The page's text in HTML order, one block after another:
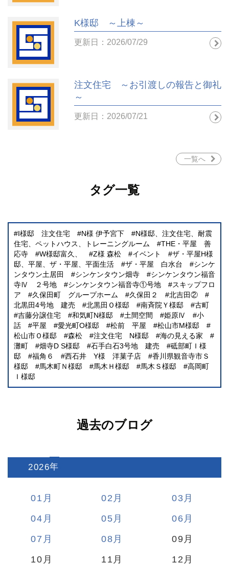
K様邸 ～上棟～
更新日：2026/07/29
注文住宅 ～お引渡しの報告と御礼
～
更新日：2026/07/21
一覧へ
タグ一覧
I様邸 注文住宅 N様 伊予宮下
N様邸、注文住宅、耐震
住宅、ペットハウス、トレーニングルーム
THE・平屋 善
応寺
W様邸富久、 Z様 森松 イベント
ザ・平屋H様
邸、平屋、ザ・平屋、平面生活
ザ・平屋 白水台
シンケ
ンタウン土居田
シンケンタウン畑寺
シンケンタウン福音
寺Ⅳ ２号地
シンケンタウン福音寺①号地
スキップフロ
ア
久保田町 グループホーム 久保田２
北吉田②
北黒田4号地 建売
北黒田Ｏ様邸 南斉院Ｙ様邸
古町
吉藤分譲住宅
和気町N様邸 土間空間 姫原Ⅳ
小
話
平屋 愛光町O様邸 松前 平屋
松山市M様邸
松山市Ｏ様邸
森松 注文住宅 N様邸
海の見える家
灘町
畑寺D S様邸 石手白石3号地 建売
砥部町Ｉ様
邸
福角６ 西石井 Y様 洋菓子店
香川県観音寺市Ｓ
様邸
馬木町Ｎ様邸 馬木Ｈ様邸 馬木Ｓ様邸
高岡町
Ｉ様邸
過去のブログ
2026:
01 02
03
04
05
06
07
08
09
10
11 12